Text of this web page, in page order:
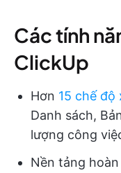
Các tính
ClickUp
Hơn 15 chế độ
Danh sách,
lượng công
Nền tảng